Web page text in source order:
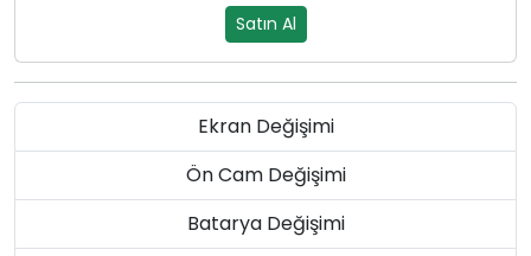
Satın Al
Ekran Değişimi
Ön Cam Değişimi
Batarya Değişimi